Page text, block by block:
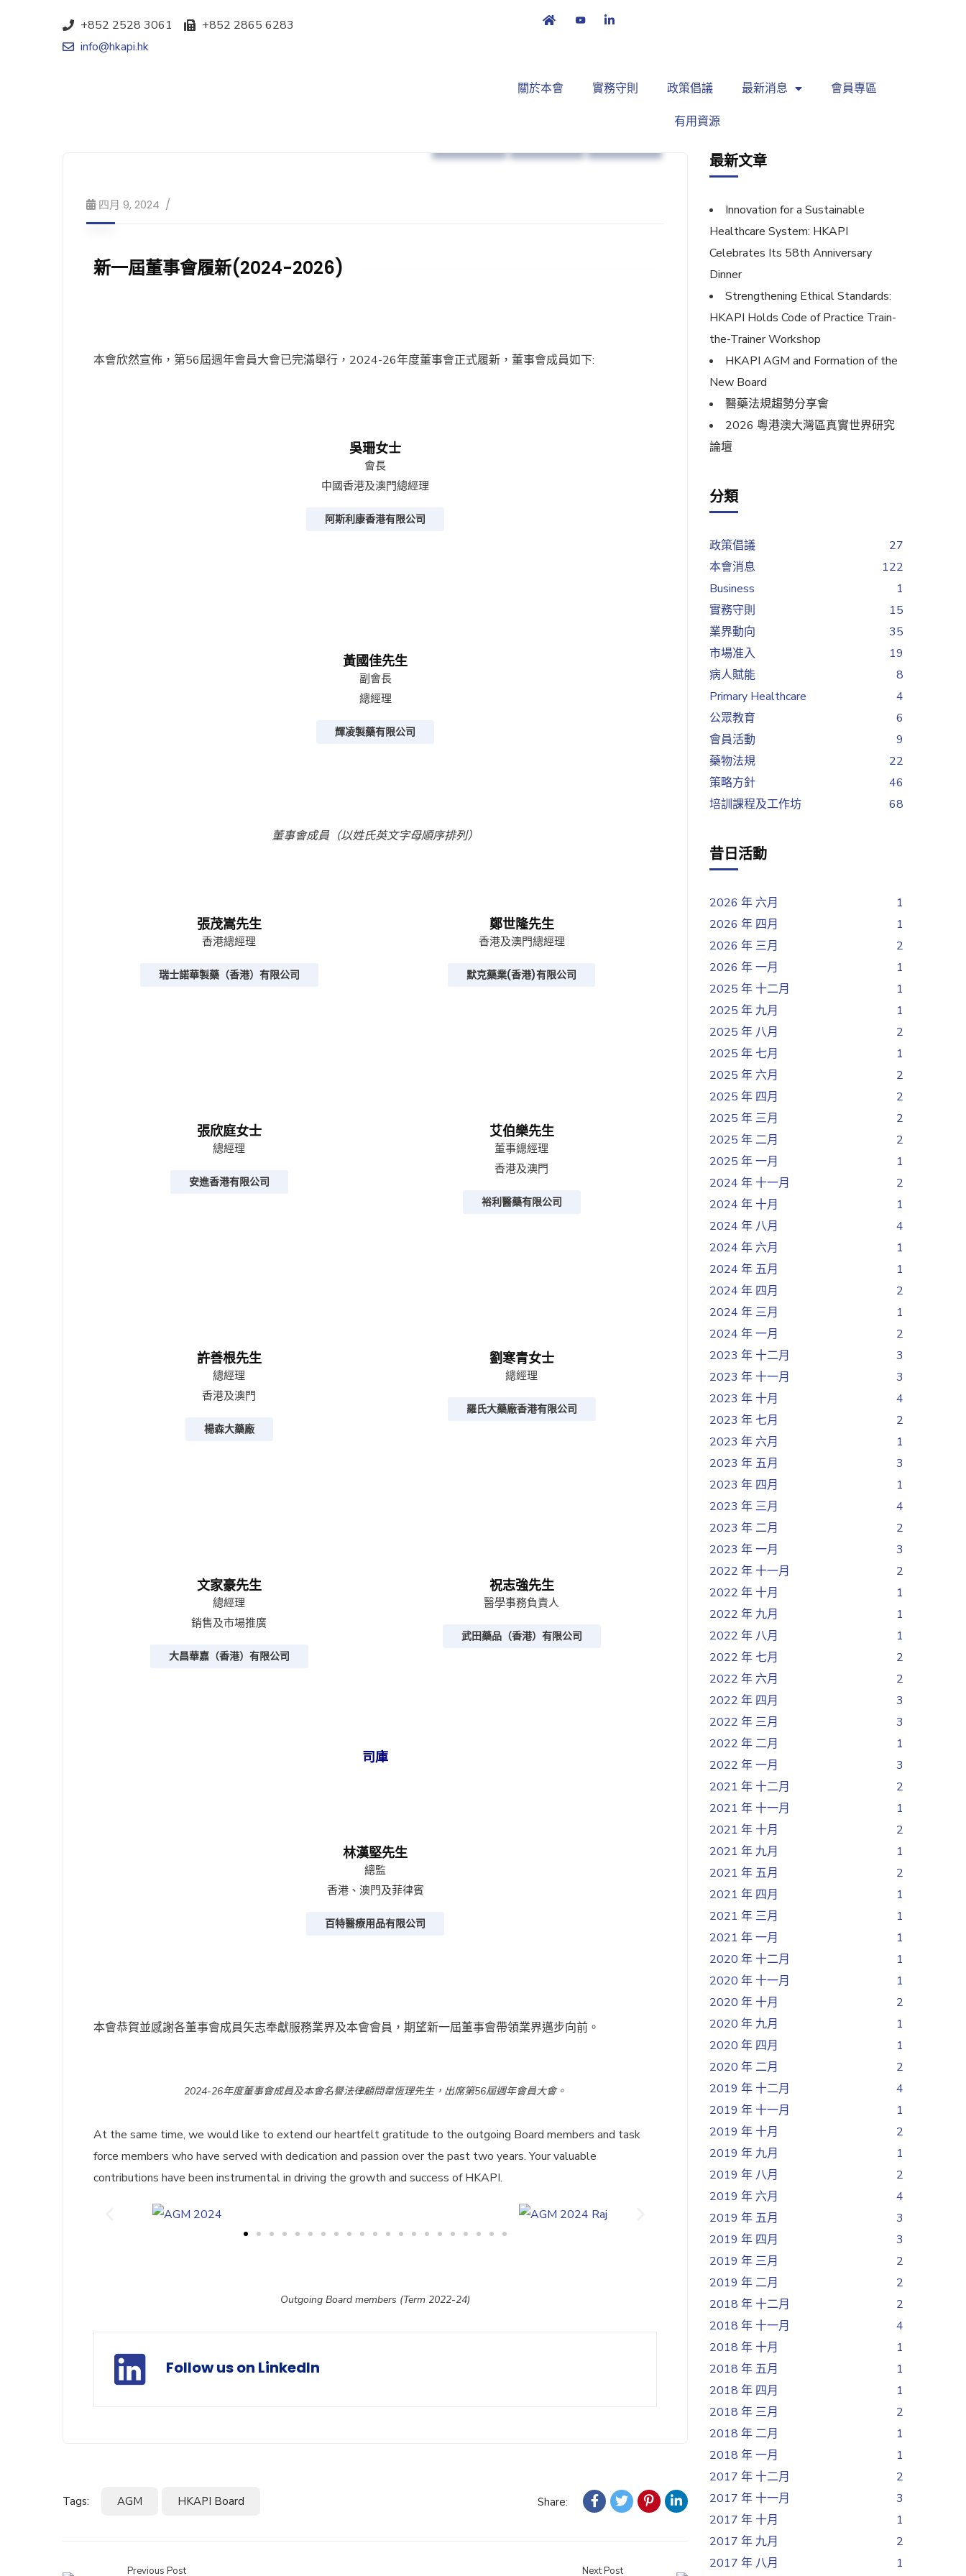
+852 2528 3061
+852 2865 6283
info@hkapi.hk
關於本會 實務守則 政策倡議 最新消息 會員專區
有用資源
四月 9, 2024
新一屆董事會履新(2024-2026)
本會欣然宣佈，第56屆週年會員大會已完滿舉行，2024-26年度董事會正式履新，董事會成員如下:
吳珊女士
會長
中國香港及澳門總經理
阿斯利康香港有限公司
黃國佳先生
副會長
總經理
輝凌製藥有限公司
董事會成員（以姓氏英文字母順序排列）
張茂嵩先生
香港總經理
瑞士諾華製藥（香港）有限公司
鄭世隆先生
香港及澳門總經理
默克藥業(香港)有限公司
張欣庭女士
總經理
安進香港有限公司
艾伯樂先生
董事總經理
香港及澳門
裕利醫藥有限公司
許善根先生
總經理
香港及澳門
楊森大藥廠
劉寒青女士
總經理
羅氏大藥廠香港有限公司
文家豪先生
總經理
銷售及市場推廣
大昌華嘉（香港）有限公司
祝志強先生
醫學事務負責人
武田藥品（香港）有限公司
司庫
林漢堅先生
總監
香港、澳門及菲律賓
百特醫療用品有限公司
本會恭賀並感謝各董事會成員矢志奉獻服務業界及本會會員，期望新一屆董事會帶領業界邁步向前。
2024-26年度董事會成員及本會名譽法律顧問韋恆理先生，出席第56屆週年會員大會。
At the same time, we would like to extend our heartfelt gratitude to the outgoing Board members and task
force members who have served with dedication and passion over the past two years. Your valuable
contributions have been instrumental in driving the growth and success of HKAPI.
Outgoing Board members (Term 2022-24)
Follow us on LinkedIn
Tags: AGM HKAPI Board Share:
Previous Post Next Post
最新文章
Innovation for a Sustainable
Healthcare System: HKAPI
Celebrates Its 58th Anniversary
Dinner
Strengthening Ethical Standards:
HKAPI Holds Code of Practice Train-
the-Trainer Workshop
HKAPI AGM and Formation of the
New Board
醫藥法規趨勢分享會
2026 粵港澳大灣區真實世界研究
論壇
分類
政策倡議
27
本會消息
122
Business
1
實務守則
15
業界動向
35
市場准入
19
病人賦能
8
Primary Healthcare
4
公眾教育
6
會員活動
9
藥物法規
22
策略方針
46
培訓課程及工作坊
68
昔日活動
2026 年 六月
1
2026 年 四月
1
2026 年 三月
2
2026 年 一月
1
2025 年 十二月
1
2025 年 九月
1
2025 年 八月
2
2025 年 七月
1
2025 年 六月
2
2025 年 四月
2
2025 年 三月
2
2025 年 二月
2
2025 年 一月
1
2024 年 十一月
2
2024 年 十月
1
2024 年 八月
4
2024 年 六月
1
2024 年 五月
1
2024 年 四月
2
2024 年 三月
1
2024 年 一月
2
2023 年 十二月
3
2023 年 十一月
3
2023 年 十月
4
2023 年 七月
2
2023 年 六月
1
2023 年 五月
3
2023 年 四月
1
2023 年 三月
4
2023 年 二月
2
2023 年 一月
3
2022 年 十一月
2
2022 年 十月
1
2022 年 九月
1
2022 年 八月
1
2022 年 七月
2
2022 年 六月
2
2022 年 四月
3
2022 年 三月
3
2022 年 二月
1
2022 年 一月
3
2021 年 十二月
2
2021 年 十一月
1
2021 年 十月
2
2021 年 九月
1
2021 年 五月
2
2021 年 四月
1
2021 年 三月
1
2021 年 一月
1
2020 年 十二月
1
2020 年 十一月
1
2020 年 十月
2
2020 年 九月
1
2020 年 四月
1
2020 年 二月
2
2019 年 十二月
4
2019 年 十一月
1
2019 年 十月
2
2019 年 九月
1
2019 年 八月
2
2019 年 六月
4
2019 年 五月
3
2019 年 四月
3
2019 年 三月
2
2019 年 二月
2
2018 年 十二月
2
2018 年 十一月
4
2018 年 十月
1
2018 年 五月
1
2018 年 四月
1
2018 年 三月
2
2018 年 二月
1
2018 年 一月
1
2017 年 十二月
2
2017 年 十一月
3
2017 年 十月
1
2017 年 九月
2
2017 年 八月
1